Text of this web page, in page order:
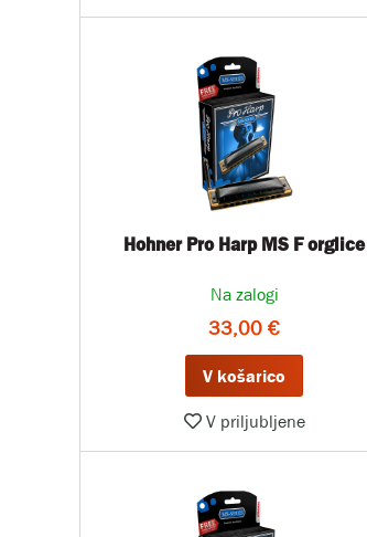
Hohner Pro Harp MS F orglice
Na zalogi
33,00 €
V košarico
V priljubljene